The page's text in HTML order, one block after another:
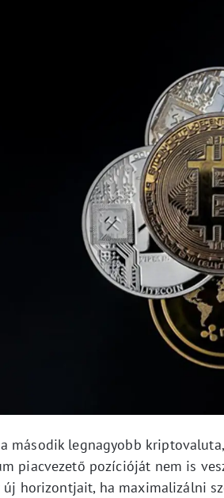
második legnagyobb
piacvezető pozícióját nem is
horizontjait, ha maximalizálni